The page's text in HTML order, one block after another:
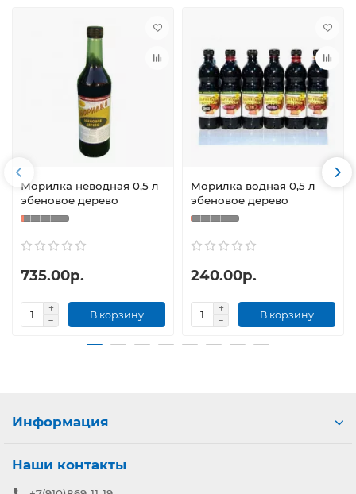
Морилка неводная 0,5 л
эбеновое дерево
735.00р.
В корзину
Морилка водная 0,5 л
эбеновое дерево
240.00р.
В корзину
Информация
Наши контакты